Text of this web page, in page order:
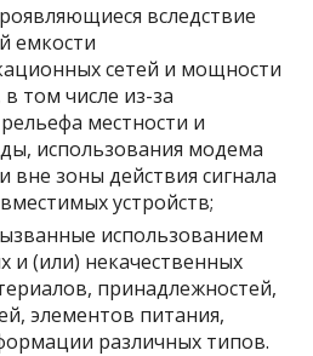
вследствие
емкости
сетей и мощности
том числе из-за
местности и
использования модема
вне зоны действия сигнала
устройств;
использованием
и (или) некачественных
принадлежностей,
элементов питания,
различных типов.